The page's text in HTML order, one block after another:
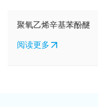
聚氧乙烯辛基苯酚醚
阅读更多